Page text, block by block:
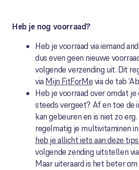
Heb je nog voorraad?
Heb je voorraad via iemand
dus even geen nieuwe
volgende verzending uit. Dit
via Mijn FitForMevia de tab
Heb je voorraad over omdat je
steeds vergeet? Af en toe de
kan gebeuren en is niet zo
regelmatig je multivitaminen
heb je allicht iets aan deze tips.
volgende zending uitstellen
Maar uiteraard is het beter